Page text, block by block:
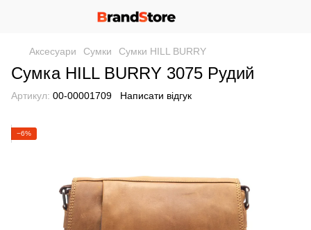
Аксесуари Сумки Сумки HILL BURRY
Сумка HILL BURRY 3075 Рудий
Артикул: 00-00001709 Написати відгук
−6%